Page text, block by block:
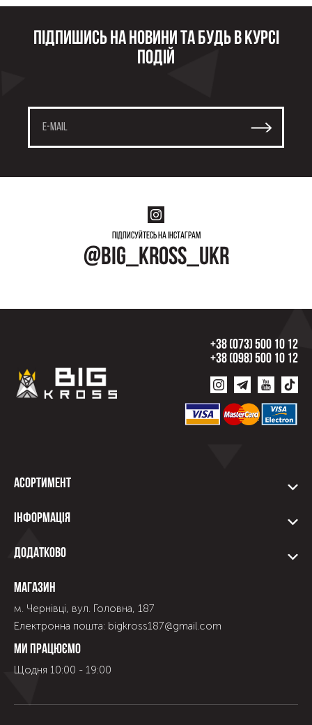
Підпишись на новини та будь в курсі
подій
Підписуйтесь на інстаграм
@big_kross_ukr
+38 (073) 500 10 12
+38 (098) 500 10 12
Асортимент
Інформація
Додатково
Магазин
м. Чернівці, вул. Головна, 187
Електронна пошта: bigkross187@gmail.com
Ми працюємо
Щодня 10:00 - 19:00